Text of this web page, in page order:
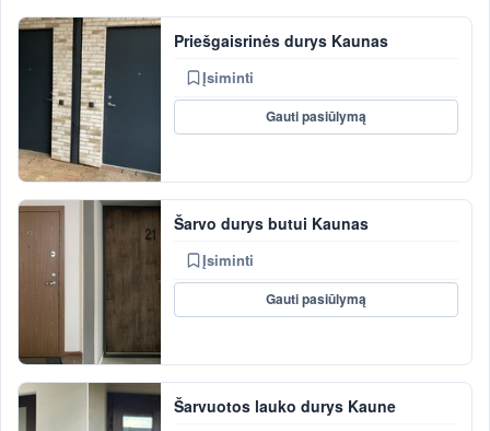
Priešgaisrinės durys Kaunas
Įsiminti
Gauti pasiūlymą
Šarvo durys butui Kaunas
Įsiminti
Gauti pasiūlymą
Šarvuotos lauko durys Kaune